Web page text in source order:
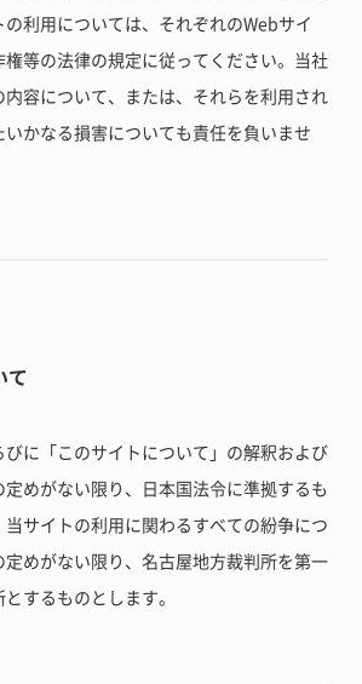
利用については、それぞれのWebサイ
権等の法律の規定に従ってください。当社
容について、または、それらを利用され
かなる損害についても責任を負いませ
て
びに「このサイトについて」の解釈および
めがない限り、日本国法令に準拠するも
サイトの利用に関わるすべての紛争につ
めがない限り、名古屋地方裁判所を第一
するものとします。